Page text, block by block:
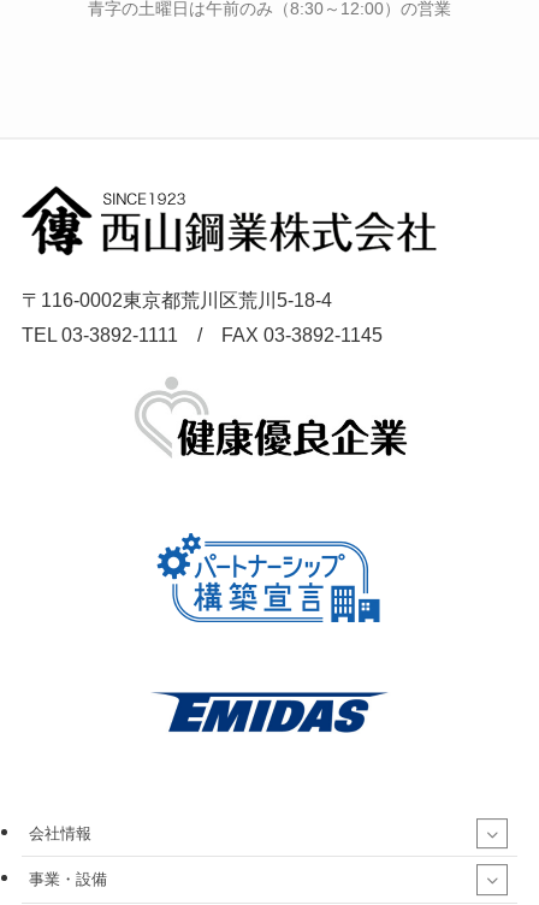
〒116-0002東京都荒川区荒川5-18-4
TEL 03-3892-1111 / FAX 03-3892-1145
会社情報
事業・設備